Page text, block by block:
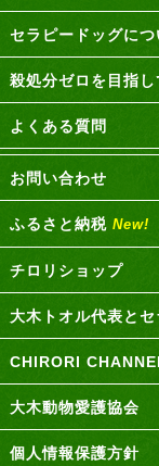
セラピードッグにつ
殺処分ゼロを目指し
よくある質問
お問い合わせ
ふるさと納税 New!
チロリショップ
大木トオル代表と
CHIRORI
大木動物愛護協会
個人情報保護方針